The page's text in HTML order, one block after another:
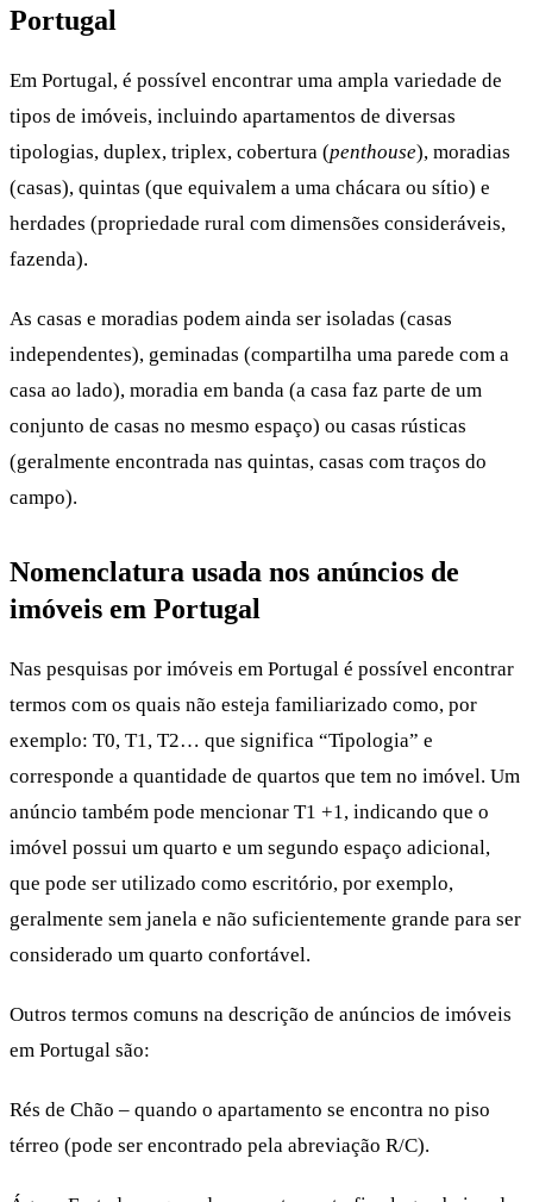
Portugal
Em Portugal, é possível encontrar uma ampla variedade de
tipos de imóveis, incluindo apartamentos de diversas
tipologias, duplex, triplex, cobertura (penthouse), moradias
(casas), quintas (que equivalem a uma chácara ou sítio) e
herdades (propriedade rural com dimensões consideráveis,
fazenda).
As casas e moradias podem ainda ser isoladas (casas
independentes), geminadas (compartilha uma parede com a
casa ao lado), moradia em banda (a casa faz parte de um
conjunto de casas no mesmo espaço) ou casas rústicas
(geralmente encontrada nas quintas, casas com traços do
campo).
Nomenclatura usada nos anúncios de
imóveis em Portugal
Nas pesquisas por imóveis em Portugal é possível encontrar
termos com os quais não esteja familiarizado como, por
exemplo: T0, T1, T2… que significa “Tipologia” e
corresponde a quantidade de quartos que tem no imóvel. Um
anúncio também pode mencionar T1 +1, indicando que o
imóvel possui um quarto e um segundo espaço adicional,
que pode ser utilizado como escritório, por exemplo,
geralmente sem janela e não suficientemente grande para ser
considerado um quarto confortável.
Outros termos comuns na descrição de anúncios de imóveis
em Portugal são:
Rés de Chão – quando o apartamento se encontra no piso
térreo (pode ser encontrado pela abreviação R/C).